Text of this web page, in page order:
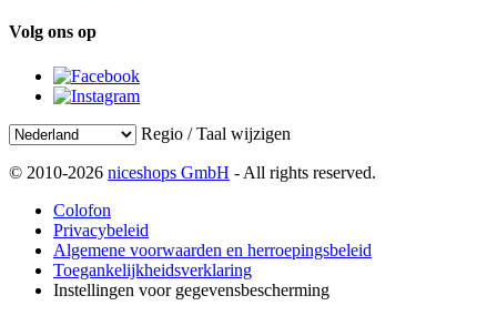
Volg ons op
Regio / Taal wijzigen
© 2010-2026 niceshops GmbH - All rights reserved.
Colofon
Privacybeleid
Algemene voorwaarden en herroepingsbeleid
Toegankelijkheidsverklaring
Instellingen voor gegevensbescherming